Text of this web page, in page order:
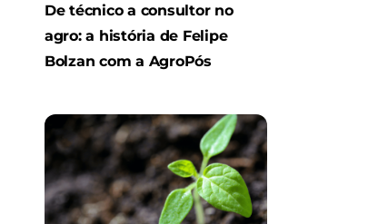
De técnico a consultor no
agro: a história de Felipe
Bolzan com a AgroPós